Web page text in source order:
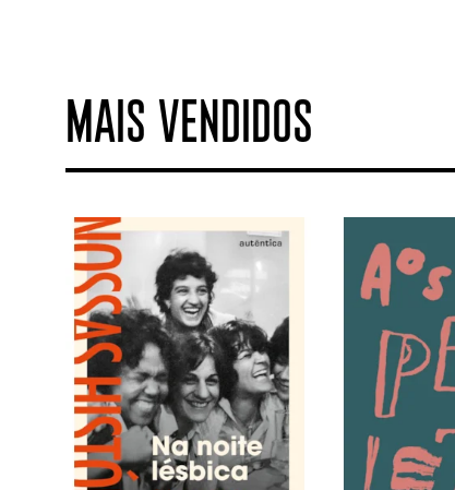
MAIS VENDIDOS